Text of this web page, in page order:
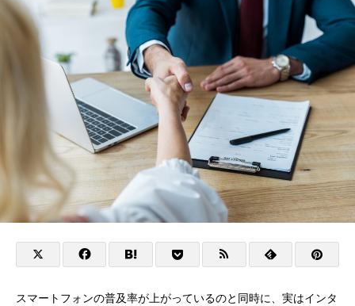
スマートフォンの普及率が上がっているのと同時に、実はインタ